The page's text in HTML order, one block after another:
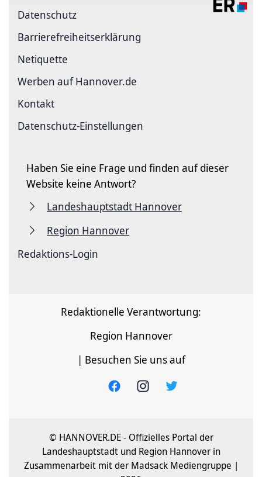
Datenschutz
Barriere­freiheits­erklärung
Netiquette
Werben auf Hannover.de
Kontakt
Datenschutz-Einstellungen
Haben Sie eine Frage und finden auf dieser
Website keine Antwort?
Landeshauptstadt Hannover
Region Hannover
Redaktions-Login
Redaktionelle Verantwortung:
Region Hannover
| Besuchen Sie uns auf
© HANNOVER.DE - Offizielles Portal der
Landeshauptstadt und Region Hannover in
Zusammenarbeit mit der Madsack Mediengruppe |